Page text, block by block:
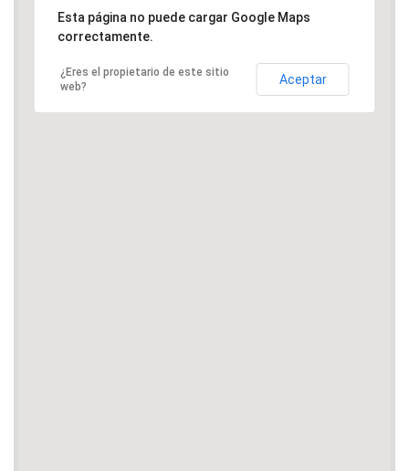
Esta página no puede cargar Google Maps
correctamente.
¿Eres el propietario de este sitio
web?
Aceptar